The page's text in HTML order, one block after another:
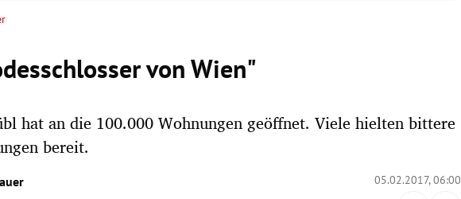
von Wien"
hat an die 100.000 Wohnungen geöffnet. Viele hielten bittere
bereit.
05.02.2017, 06:00